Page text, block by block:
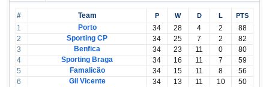
# Team P W D L PTS
1 Porto 34 28 4 2
88
2
Sporting CP 34 25 7 2
82
3
Benfica 34 23 11 0
80
4
Sporting Braga 34 16 11 7
59
5
Famalicão 34 15 11 8
56
6
Gil Vicente 34 13 11 10
50